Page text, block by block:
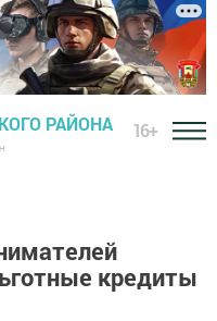
РАЙОНА 16+
кредиты